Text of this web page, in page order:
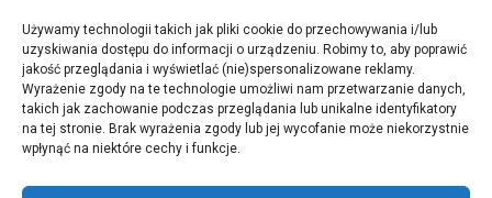
Używamy technologii takich jak pliki cookie do przechowywania i/lub
uzyskiwania dostępu do informacji o urządzeniu. Robimy to, aby poprawić
jakość przeglądania i wyświetlać (nie)spersonalizowane reklamy.
Wyrażenie zgody na te technologie umożliwi nam przetwarzanie danych,
takich jak zachowanie podczas przeglądania lub unikalne identyfikatory
na tej stronie. Brak wyrażenia zgody lub jej wycofanie może niekorzystnie
wpłynąć na niektóre cechy i funkcje.
Redakcja portalu:
ul.Stara 13, 42-600 Tarnowskie Góry
TEL:+48 509 547 822